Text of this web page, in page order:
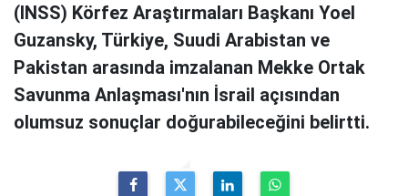
(INSS) Körfez Araştırmaları Başkanı Yoel
Guzansky, Türkiye, Suudi Arabistan ve
Pakistan arasında imzalanan Mekke Ortak
Savunma Anlaşması'nın İsrail açısından
olumsuz sonuçlar doğurabileceğini belirtti.